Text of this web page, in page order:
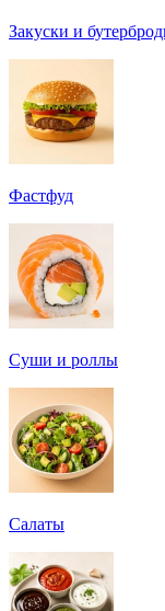
Закуски и
Фастфуд
Суши и роллы
Салаты